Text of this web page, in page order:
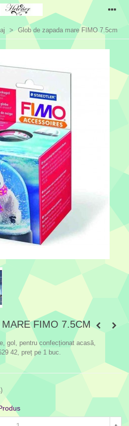
> Glob de zapada mare FIMO 7.5cm
FIMO 7.5CM
gol, pentru confecționat acasă,
42, preț pe 1 buc.